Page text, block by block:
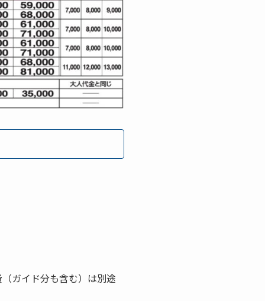
ガイド分も含む）は別途